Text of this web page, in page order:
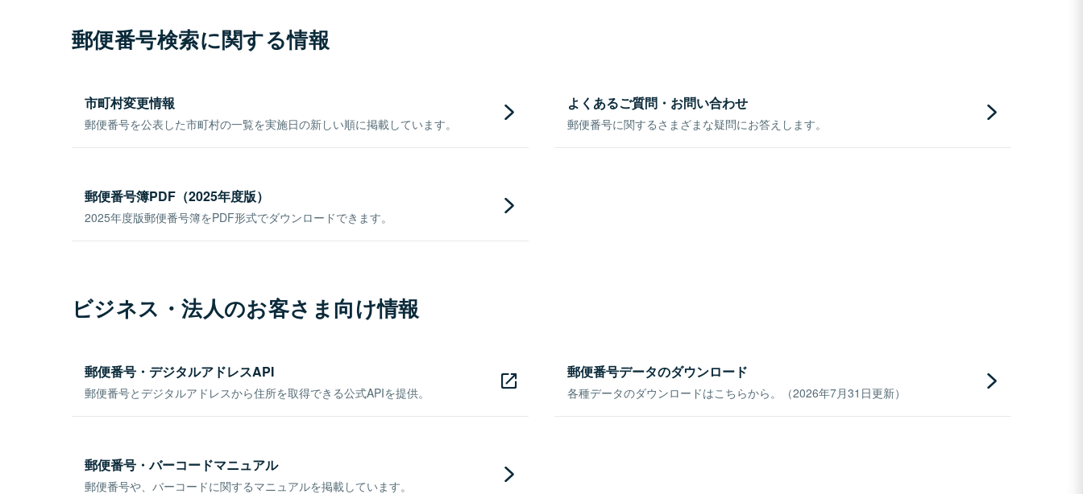
郵便番号検索に関する情報
市町村変更情報
郵便番号を公表した市町村の一覧を実施日の新しい順に掲載しています。
よくあるご質問・お問い合わせ
郵便番号に関するさまざまな疑問にお答えします。
郵便番号簿PDF（2025年度版）
2025年度版郵便番号簿をPDF形式でダウンロードできます。
ビジネス・法人のお客さま向け情報
郵便番号・デジタルアドレスAPI
郵便番号とデジタルアドレスから住所を取得できる公式APIを提供。
郵便番号データのダウンロード
各種データのダウンロードはこちらから。（2026年7月31日更新）
郵便番号・バーコードマニュアル
郵便番号や、バーコードに関するマニュアルを掲載しています。